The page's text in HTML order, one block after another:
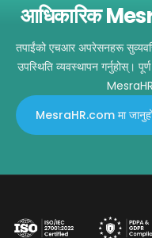
आधिकारिक
तपाईंको एचआर अपरेसनहरू
उपस्थिति व्यवस्थापन गर्नुहोस्।
MesraHR
MesraHR.com मा